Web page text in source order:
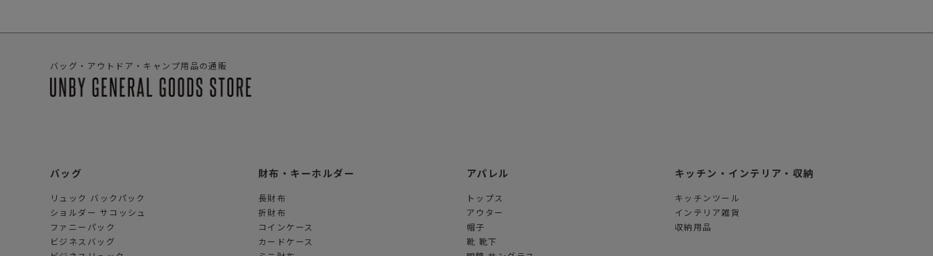
バッグ・アウトドア・キャンプ用品の通販
バッグ
リュック バックパック
ショルダー サコッシュ
ファニーパック
ビジネスバッグ
財布・キーホルダー
長財布
折財布
コインケース
カードケース
アパレル
トップス
アウター
帽子
靴 靴下
キッチン・インテリア・収納
キッチンツール
インテリア雑貨
収納用品